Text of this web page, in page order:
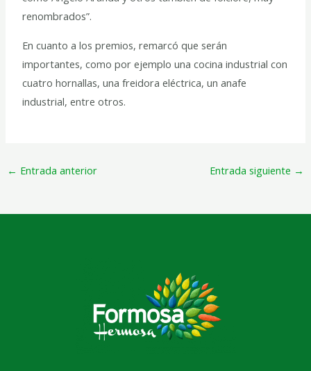
renombrados”.
En cuanto a los premios, remarcó que serán
importantes, como por ejemplo una cocina industrial con
cuatro hornallas, una freidora eléctrica, un anafe
industrial, entre otros.
← Entrada anterior Entrada siguiente →